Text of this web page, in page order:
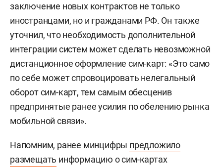
заключение новых контрактов не только
иностранцами, но и гражданами РФ. Он также
уточнил, что необходимость дополнительной
интеграции систем может сделать невозможной
дистанционное оформление сим-карт: «Это само
по себе может спровоцировать нелегальный
оборот сим-карт, тем самым обесценив
предпринятые ранее усилия по обелению рынка
мобильной связи».
Напомним, ранее минцифры предложило
размещать информацию о сим-картах